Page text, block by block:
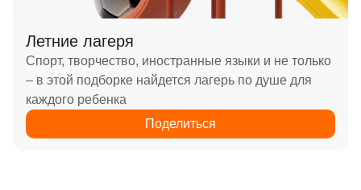
Летние лагеря
Спорт, творчество, иностранные языки и не только
– в этой подборке найдется лагерь по душе для
каждого ребенка
Поделиться